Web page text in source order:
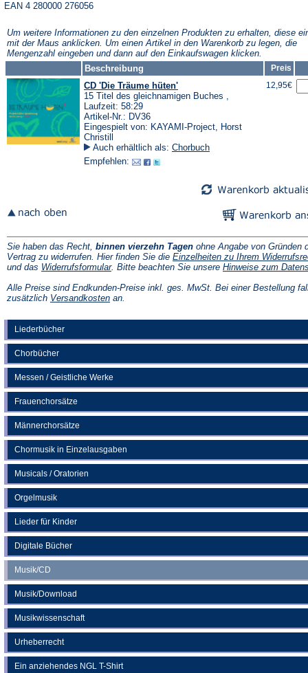
Liederbücher
Chorbücher
Messen / Geistliche Werke
Frauenchorsätze
Männerchorsätze
Chormusik in Einzelausgaben
Musicals / Oratorien
Orgelmusik
Lieder für Kinder
Digitale Bücher
Musik/CD
Musik/Download
Musikwissenschaft
Urheberrecht
Ein anziehendes NGL T-Shirt
EAN 4 280000 276056
Um weitere Informationen zu den einzelnen Produkten zu erhalten, diese
mit der Maus anklicken. Um einen Artikel in den Warenkorb zu legen, die
Mengenzahl eingeben und dann auf den Einkaufswagen klicken.
Beschreibung
Preis
CD 'Die Träume hüten'
15 Titel des gleichnamigen Buches ,
Laufzeit: 58:29
Artikel-Nr.: DV36
Eingespielt von: KAYAMI-Project, Horst
Christill
Auch erhältlich als: Chorbuch
Empfehlen:
12,95€
Sie haben das Recht, binnen vierzehn Tagen ohne Angabe von Gründen
Vertrag zu widerrufen. Hier finden Sie die Einzelheiten zu Ihrem
und das Widerrufsformular(Öffnet
einem
neuen
. Bitte beachten Sie unsere Hinweise zum
Alle Preise sind Endkunden-Preise inkl. ges. MwSt. Bei einer Bestellung
zusätzlich Versandkosten(Öffnet
an.